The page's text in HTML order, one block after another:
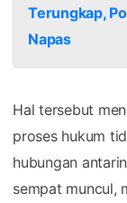
Terungkap,
Napas
Hal tersebut
proses hukum
hubungan
sempat muncul,